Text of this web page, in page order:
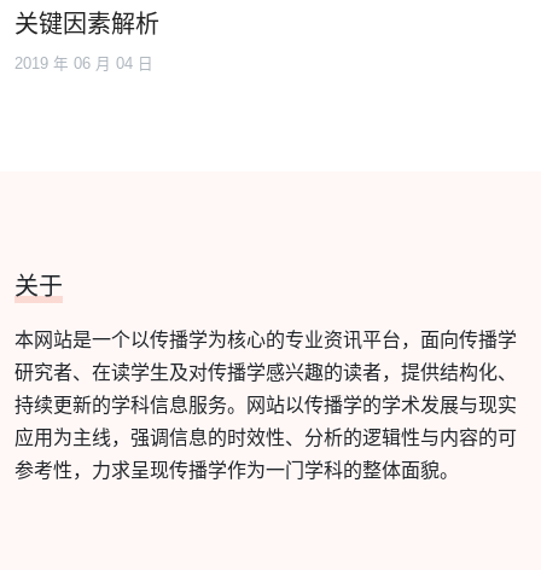
关键因素解析
2019 年 06 月 04 日
关于
本网站是一个以传播学为核心的专业资讯平台，面向传播学
研究者、在读学生及对传播学感兴趣的读者，提供结构化、
持续更新的学科信息服务。网站以传播学的学术发展与现实
应用为主线，强调信息的时效性、分析的逻辑性与内容的可
参考性，力求呈现传播学作为一门学科的整体面貌。